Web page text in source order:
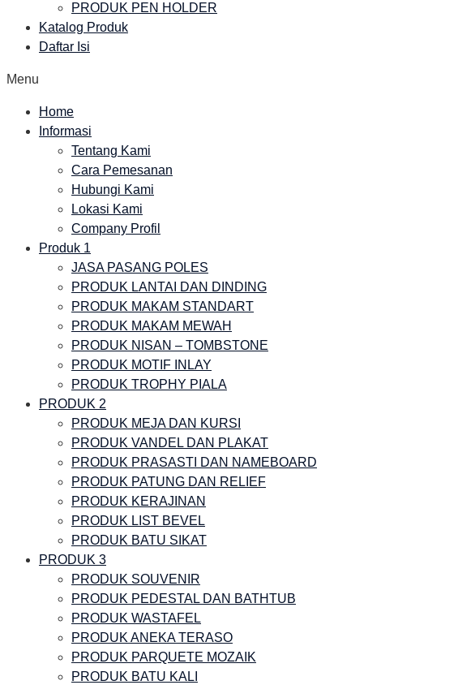
PRODUK PEN HOLDER
Katalog Produk
Daftar Isi
Menu
Home
Informasi
Tentang Kami
Cara Pemesanan
Hubungi Kami
Lokasi Kami
Company Profil
Produk 1
JASA PASANG POLES
PRODUK LANTAI DAN DINDING
PRODUK MAKAM STANDART
PRODUK MAKAM MEWAH
PRODUK NISAN – TOMBSTONE
PRODUK MOTIF INLAY
PRODUK TROPHY PIALA
PRODUK 2
PRODUK MEJA DAN KURSI
PRODUK VANDEL DAN PLAKAT
PRODUK PRASASTI DAN NAMEBOARD
PRODUK PATUNG DAN RELIEF
PRODUK KERAJINAN
PRODUK LIST BEVEL
PRODUK BATU SIKAT
PRODUK 3
PRODUK SOUVENIR
PRODUK PEDESTAL DAN BATHTUB
PRODUK WASTAFEL
PRODUK ANEKA TERASO
PRODUK PARQUETE MOZAIK
PRODUK BATU KALI